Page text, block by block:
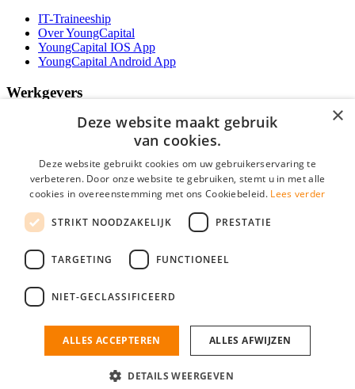
IT-Traineeship
Over YoungCapital
YoungCapital IOS App
YoungCapital Android App
Werkgevers
Het concept
Contractvormen
Brochure aanvragen
Vacature aanmelden
F.A.Q.
Social
IT Vacatures is onderdeel van YoungCapital • © 2026 • KvK nr: 34199416 •
×
Deze website maakt gebruik
van cookies.
Deze website gebruikt cookies om uw gebruikerservaring te
verbeteren. Door onze website te gebruiken, stemt u in met alle
cookies in overeenstemming met ons Cookiebeleid. Lees verder
STRIKT NOODZAKELIJK PRESTATIE
TARGETING FUNCTIONEEL
NIET-GECLASSIFICEERD
ALLES ACCEPTEREN ALLES AFWIJZEN
DETAILS WEERGEVEN